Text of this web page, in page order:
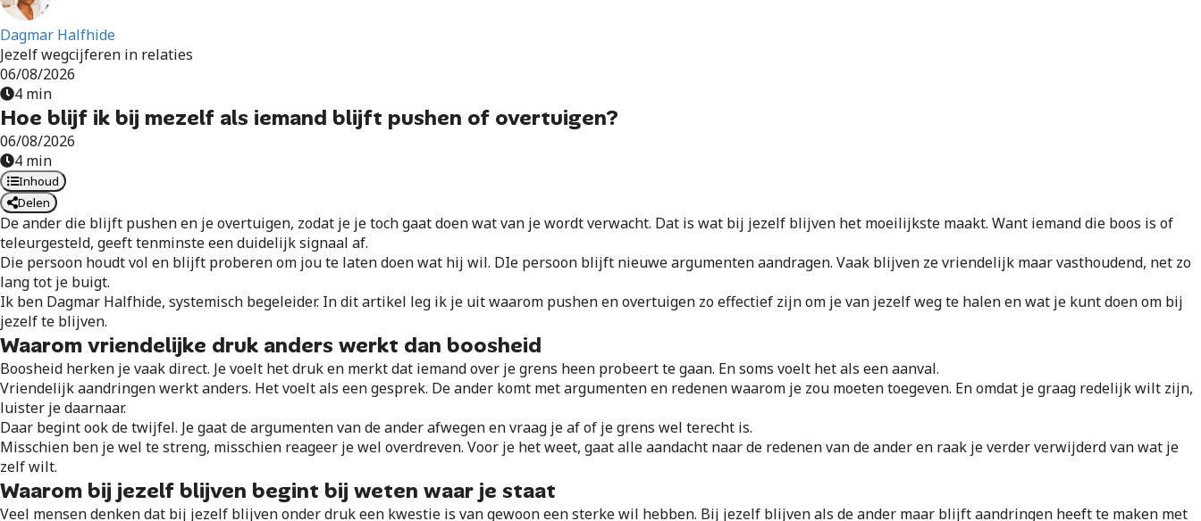
Dagmar Halfhide
Jezelf wegcijferen in relaties
06/08/2026
4 min
Hoe blijf ik bij mezelf als iemand blijft pushen of overtuigen?
06/08/2026
4 min
Inhoud
Delen
De ander die blijft pushen en je overtuigen, zodat je je toch gaat doen wat van je wordt verwacht. Dat is wat bij jezelf blijven het moeilijkste maakt. Want iemand die boos is of
teleurgesteld, geeft tenminste een duidelijk signaal af.
Die persoon houdt vol en blijft proberen om jou te laten doen wat hij wil. DIe persoon blijft nieuwe argumenten aandragen. Vaak blijven ze vriendelijk maar vasthoudend, net zo
lang tot je buigt.
Ik ben Dagmar Halfhide, systemisch begeleider. In dit artikel leg ik je uit waarom pushen en overtuigen zo effectief zijn om je van jezelf weg te halen en wat je kunt doen om bij
jezelf te blijven.
Waarom vriendelijke druk anders werkt dan boosheid
Boosheid herken je vaak direct. Je voelt het druk en merkt dat iemand over je grens heen probeert te gaan. En soms voelt het als een aanval.
Vriendelijk aandringen werkt anders. Het voelt als een gesprek. De ander komt met argumenten en redenen waarom je zou moeten toegeven. En omdat je graag redelijk wilt zijn,
luister je daarnaar.
Daar begint ook de twijfel. Je gaat de argumenten van de ander afwegen en vraag je af of je grens wel terecht is.
Misschien ben je wel te streng, misschien reageer je wel overdreven. Voor je het weet, gaat alle aandacht naar de redenen van de ander en raak je verder verwijderd van wat je
zelf wilt.
Waarom bij jezelf blijven begint bij weten waar je staat
Veel mensen denken dat bij jezelf blijven onder druk een kwestie is van gewoon een sterke wil hebben. Bij jezelf blijven als de ander maar blijft aandringen heeft te maken met